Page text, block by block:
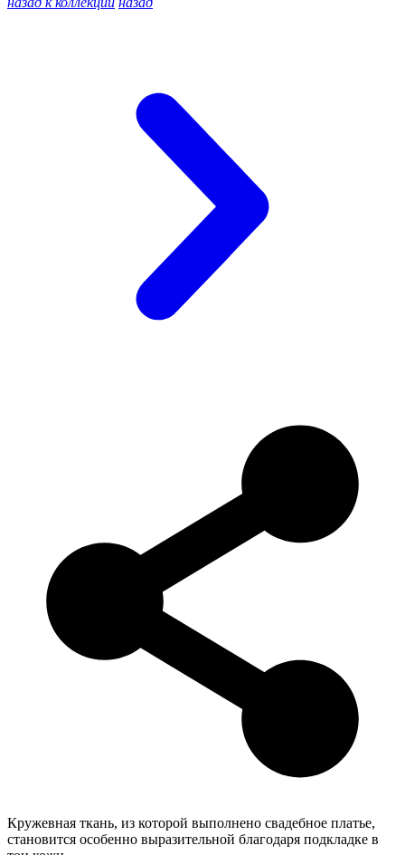
Кружевная ткань, из которой выполнено свадебное платье,
становится особенно выразительной благодаря подкладке в